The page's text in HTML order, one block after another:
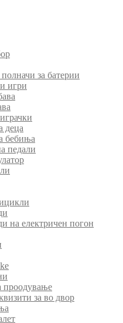
за батерии
игри
деца
бебиња
педали
на електричен погон
проодување
за во двор